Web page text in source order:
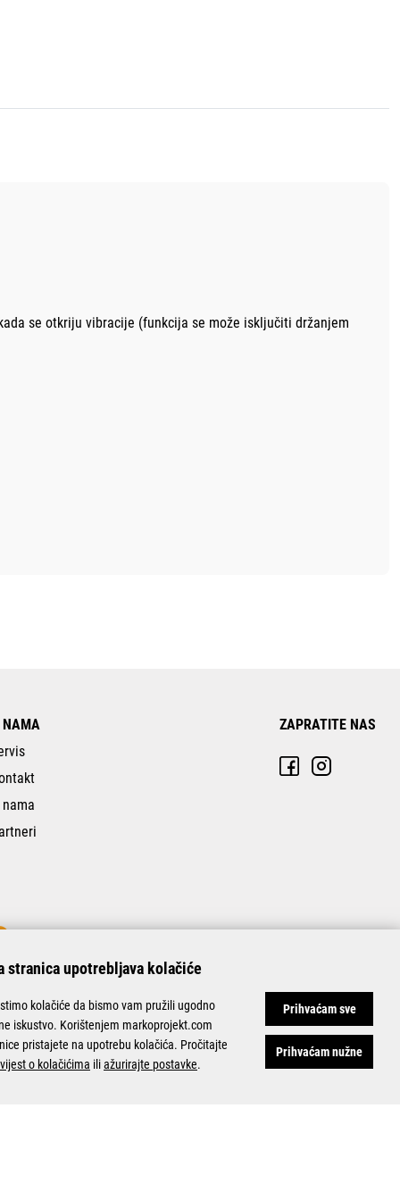
se otkriju vibracije (funkcija se može isključiti držanjem
NAMA
nama
ZAPRATITE NAS
stranica upotrebljava kolačiće
kolačiće da bismo vam pružili ugodno
iskustvo. Korištenjem markoprojekt.com
pristajete na upotrebu kolačića. Pročitajte
o kolačićima iliažurirajte postavke.
Prihvaćam sve
Prihvaćam nužne